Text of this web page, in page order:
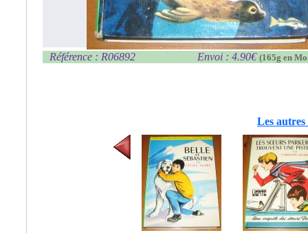
Référence : R06892 Envoi : 4.90€ (165g en
Les autres